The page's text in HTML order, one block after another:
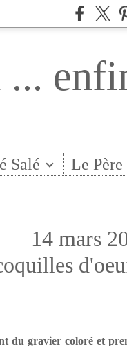
Salé Le
14 mars
du gravier coloré et